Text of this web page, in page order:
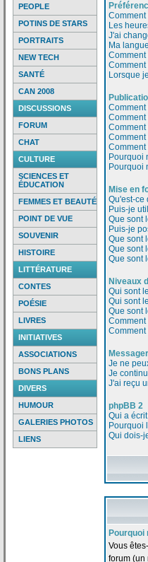
PEOPLE
POTINS DE STARS
PORTRAITS
NEW TECH
SANTÉ
CAN 2008
DISCUSSIONS
FORUM
CHAT
CULTURE
SCIENCES ET
ÉDUCATION
FEMMES ET BEAUTÉ
POINT DE VUE
SOUVENIR
HISTOIRE
LITTÉRATURE
CONTES
POÉSIE
LIVRES
INITIATIVES
ASSOCIATIONS
BONS PLANS
DIVERS
HUMOUR
GALERIES PHOTOS
LIENS
Les
J'ai
Ma
Lorsque
Comment
Pourquoi
Pourquoi
Mise en
Qu'est-ce
Puis-je
Que sont
Puis-je
Que sont
Que sont
Que sont
Niveaux
Qui sont
Qui sont
Que sont
Je ne
Je
J'ai reçu
phpBB 2
Qui a
Pourquoi
Qui dois-
Pourquoi
Vous
forum (un